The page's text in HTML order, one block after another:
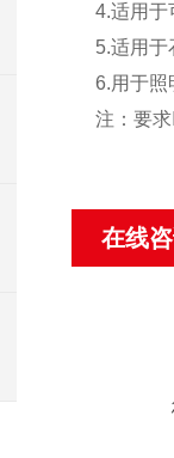
4.适用于
5.适用于
6.用于照
注：要
在线